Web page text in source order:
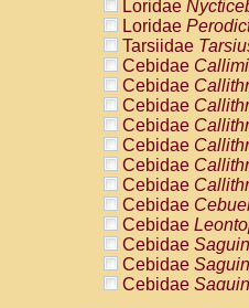
Loridae
Loridae
Tarsiidae
Cebidae
Cebidae
Cebidae
Cebidae
Cebidae
Cebidae
Cebidae
Cebidae
Cebidae
Cebidae
Cebidae
Cebidae